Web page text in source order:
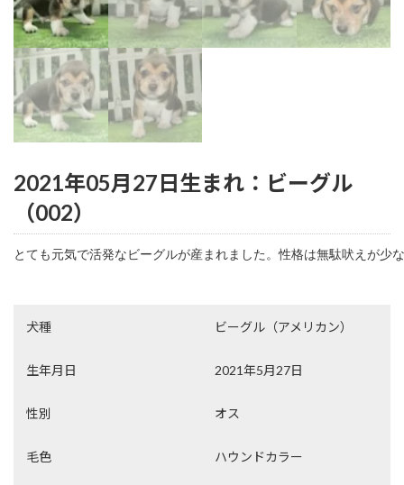
2021年05月27日生まれ：ビーグル
（002）
とても元気で活発なビーグルが産まれました。性格は無駄吠えが少
犬種 ビーグル（アメリカン）
生年月日 2021年5月27日
性別 オス
毛色 ハウンドカラー